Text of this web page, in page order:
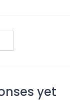
yet